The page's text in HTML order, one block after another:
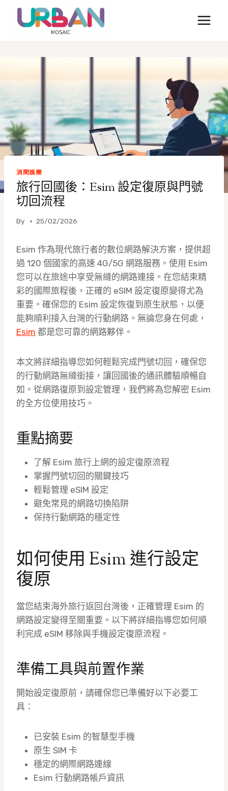
消閑娛樂
旅行回國後：Esim 設定復原與門號
切回流程
By 25/02/2026
Esim 作為現代旅行者的數位網路解決方案，提供超
過 120 個國家的高速 4G/5G 網路服務。使用 Esim
您可以在旅途中享受無縫的網路連接。在您結束精
彩的國際旅程後，正確的 eSIM 設定復原變得尤為
重要。確保您的 Esim 設定恢復到原生狀態，以便
能夠順利接入台灣的行動網路。無論您身在何處，
Esim 都是您可靠的網路夥伴。
本文將詳細指導您如何輕鬆完成門號切回，確保您
的行動網路無縫銜接，讓回國後的通訊體驗順暢自
如。從網路復原到設定管理，我們將為您解密 Esim
的全方位使用技巧。
重點摘要
了解 Esim 旅行上網的設定復原流程
掌握門號切回的關鍵技巧
輕鬆管理 eSIM 設定
避免常見的網路切換陷阱
保持行動網路的穩定性
如何使用 Esim 進行設定
復原
當您結束海外旅行返回台灣後，正確管理 Esim 的
網路設定變得至關重要。以下將詳細指導您如何順
利完成 eSIM 移除與手機設定復原流程。
準備工具與前置作業
開始設定復原前，請確保您已準備好以下必要工
具：
已安裝 Esim 的智慧型手機
原生 SIM 卡
穩定的網際網路連線
Esim 行動網路帳戶資訊